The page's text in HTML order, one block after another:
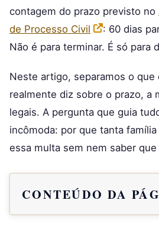
contagem do prazo previsto no
de Processo Civil
: 60 dias
Não é para terminar. É só para
Neste artigo, separamos o que
realmente diz sobre o prazo, a
legais. A pergunta que guia
incômoda: por que tanta
essa multa sem nem saber que
CONTEÚDO DA